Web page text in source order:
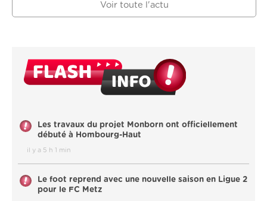
Voir toute l'actu
Les travaux du projet Monborn ont officiellement
débuté à Hombourg-Haut
il y a 5 h 1 min
Le foot reprend avec une nouvelle saison en Ligue 2
pour le FC Metz